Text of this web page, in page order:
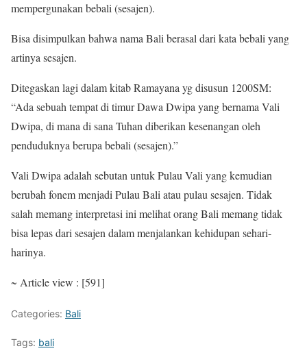
mempergunakan bebali (sesajen).
Bisa disimpulkan bahwa nama Bali berasal dari kata bebali yang
artinya sesajen.
Ditegaskan lagi dalam kitab Ramayana yg disusun 1200SM:
“Ada sebuah tempat di timur Dawa Dwipa yang bernama Vali
Dwipa, di mana di sana Tuhan diberikan kesenangan oleh
penduduknya berupa bebali (sesajen).”
Vali Dwipa adalah sebutan untuk Pulau Vali yang kemudian
berubah fonem menjadi Pulau Bali atau pulau sesajen. Tidak
salah memang interpretasi ini melihat orang Bali memang tidak
bisa lepas dari sesajen dalam menjalankan kehidupan sehari-
harinya.
~ Article view : [591]
Categories: Bali
Tags: bali